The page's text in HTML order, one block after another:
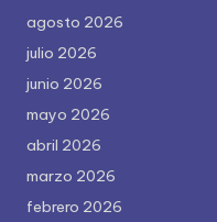
agosto 2026
julio 2026
junio 2026
mayo 2026
abril 2026
marzo 2026
febrero 2026